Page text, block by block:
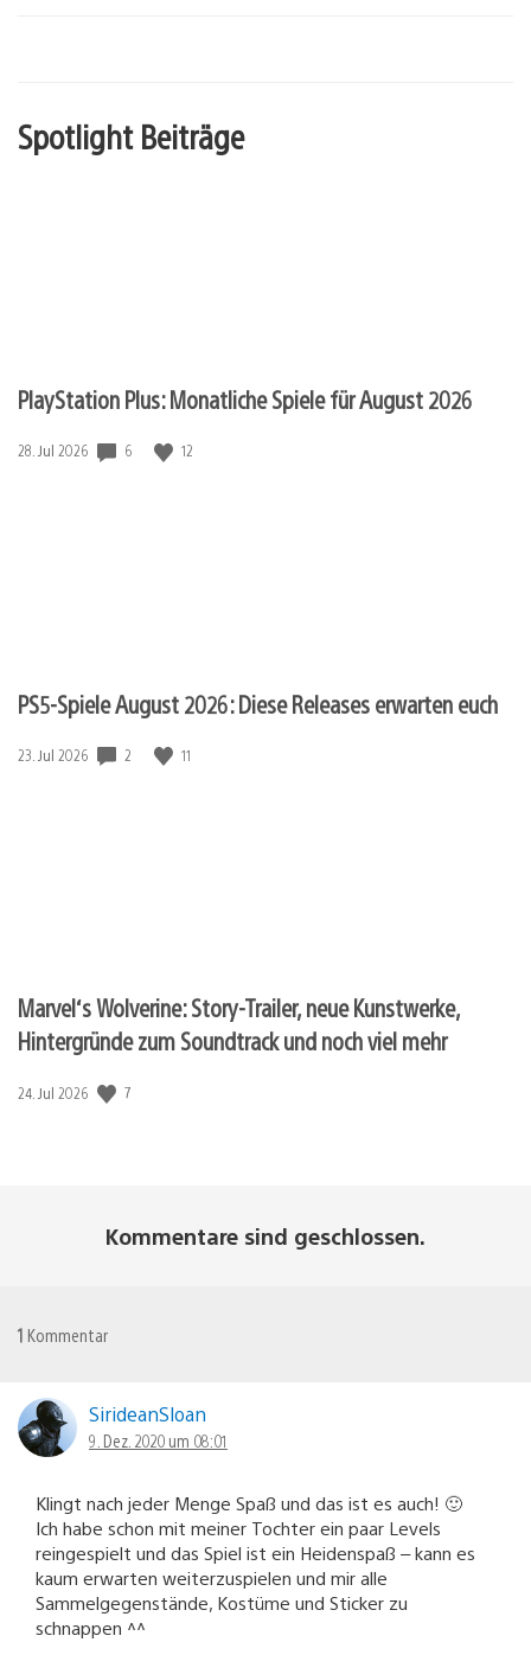
Spotlight Beiträge
PlayStation Plus: Monatliche Spiele für August 2026
Veröffentlichungsdatum:
28. Jul 2026 6 12
PS5-Spiele August 2026: Diese Releases erwarten euch
Veröffentlichungsdatum:
23. Jul 2026 2 11
Marvel‘s Wolverine: Story-Trailer, neue Kunstwerke,
Hintergründe zum Soundtrack und noch viel mehr
Veröffentlichungsdatum:
24. Jul 2026 7
Kommentare sind geschlossen.
1 Kommentar
SirideanSloan
9. Dez. 2020 um 08:01
Klingt nach jeder Menge Spaß und das ist es auch! 🙂
Ich habe schon mit meiner Tochter ein paar Levels
reingespielt und das Spiel ist ein Heidenspaß – kann es
kaum erwarten weiterzuspielen und mir alle
Sammelgegenstände, Kostüme und Sticker zu
schnappen ^^